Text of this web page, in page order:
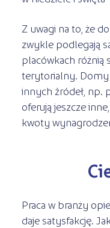
Z uwagi na to, że
zwykle podlegają
placówkach różnią
terytorialny.
innych źródeł, np.
oferują jeszcze
kwoty
Praca w branży
daje satysfakcję.